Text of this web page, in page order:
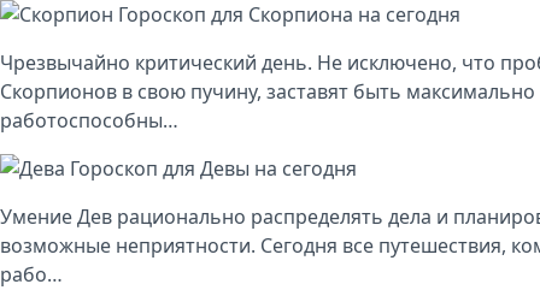
Гороскоп для Скорпиона на сегодня
Чрезвычайно критический день. Не исключено, что
Скорпионов в свою пучину, заставят быть
работоспособны…
Гороскоп для Девы на сегодня
Умение Дев рационально распределять дела и
возможные неприятности. Сегодня все путешествия,
рабо…